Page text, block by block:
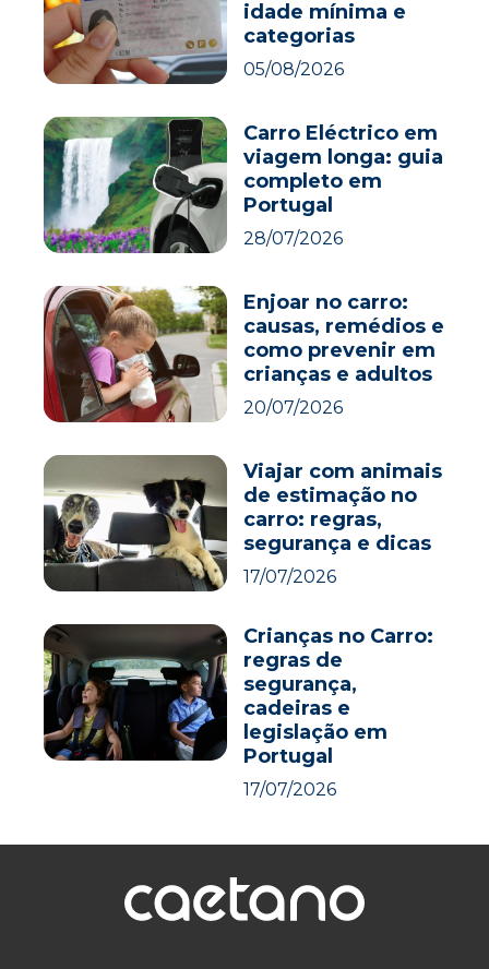
idade mínima e
categorias
05/08/2026
Carro Eléctrico em
viagem longa: guia
completo em
Portugal
28/07/2026
Enjoar no carro:
causas, remédios e
como prevenir em
crianças e adultos
20/07/2026
Viajar com animais
de estimação no
carro: regras,
segurança e dicas
17/07/2026
Crianças no Carro:
regras de
segurança,
cadeiras e
legislação em
Portugal
17/07/2026